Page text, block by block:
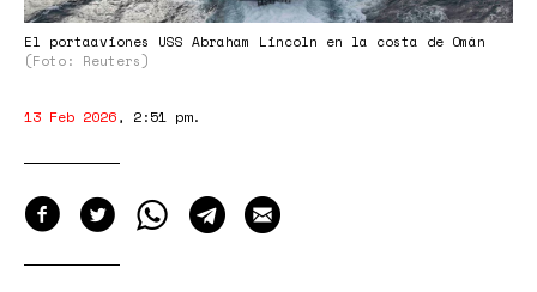
El portaaviones USS Abraham Lincoln en la costa de Omán
(Foto: Reuters)
13 Feb 2026, 2:51 pm.